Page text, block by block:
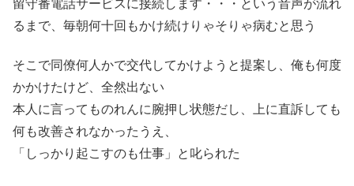
留守番電話サービスに接続します・・・という音声が流れ
るまで、毎朝何十回もかけ続けりゃそりゃ病むと思う
そこで同僚何人かで交代してかけようと提案し、俺も何度
かかけたけど、全然出ない
本人に言ってものれんに腕押し状態だし、上に直訴しても
何も改善されなかったうえ、
「しっかり起こすのも仕事」と叱られた